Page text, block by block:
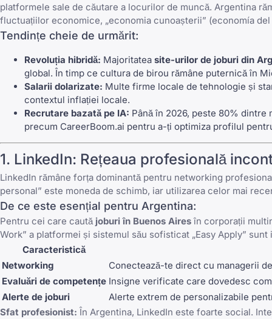
platformele sale de căutare a locurilor de muncă. Argentina
fluctuațiilor economice, „economia cunoașterii” (economía
Tendințe cheie de urmărit:
Revoluția hibridă: Majoritatea site-urilor de joburi din
global. În timp ce cultura de birou rămâne puternică în
Salarii dolarizate: Multe firme locale de tehnologie și
contextul inflației locale.
Recrutare bazată pe IA: Până în 2026, peste 80%
precum CareerBoom.ai pentru a-ți optimiza profilul
1. LinkedIn: Rețeaua profesională
LinkedIn rămâne forța dominantă pentru networking
personal” este moneda de schimb, iar utilizarea celor mai
De ce este esențial pentru Argentina:
Pentru cei care caută joburi în Buenos Airesîn corporații
Work” a platformei și sistemul său sofisticat „Easy Apply”
Caracteristică
Networking
Conectează-te direct cu managerii
Evaluări de competențe Insigne verificate care dovedesc
Alerte de joburi
Alerte extrem de personalizabile
Sfat profesionist: În Argentina, LinkedIn este foarte social.